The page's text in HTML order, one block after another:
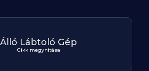
Álló Lábtoló Gép
Cikk megynitása